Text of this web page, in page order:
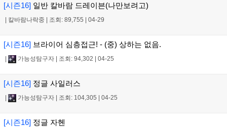
[시즌16] 일반 칼바람 드레이븐(나만보려고)
| 칼바람나락중 | 조회: 89,755 | 04-29
[시즌16] 브라이어 심층접근! - (중) 상하는 없음.
| 가능성탐구자 | 조회: 94,302 | 04-25
[시즌16] 정글 사일러스
| 가능성탐구자 | 조회: 104,305 | 04-25
[시즌16] 정글 자헨